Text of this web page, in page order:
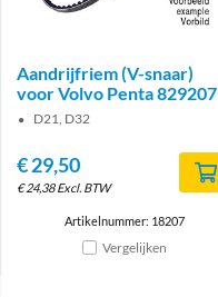
Aandrijfriem (V-snaar)
voor Volvo Penta 829207
D21, D32
€29,50
€24,38 Excl. BTW
Artikelnummer: 18207
Vergelijken